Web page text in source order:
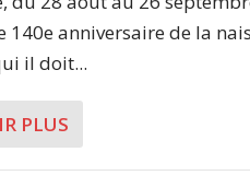
140e anniversaire de la
il doit...
PLUS